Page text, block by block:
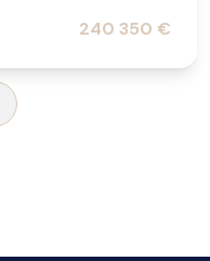
240 350 €